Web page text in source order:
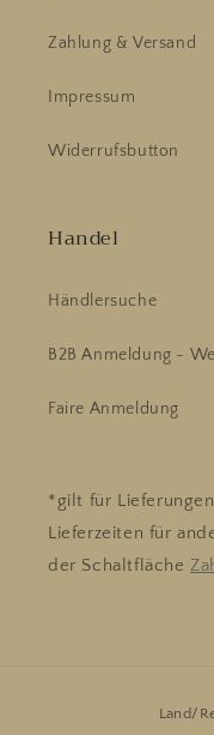
Zahlung & Versand
Impressum
Widerrufsbutton
Handel
Händlersuche
B2B Anmeldung -
Faire Anmeldung
*gilt für
Lieferzeiten für
der Schaltfläche
Land/